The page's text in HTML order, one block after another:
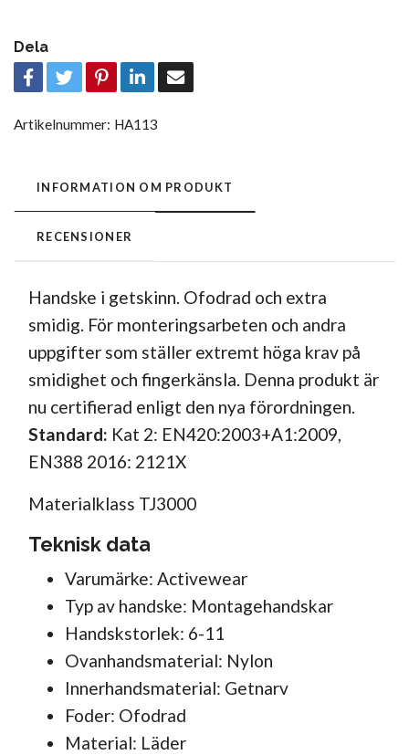
Dela
Artikelnummer: HA113
INFORMATION OM PRODUKT
RECENSIONER
Handske i getskinn. Ofodrad och extra
smidig. För monteringsarbeten och andra
uppgifter som ställer extremt höga krav på
smidighet och fingerkänsla. Denna produkt är
nu certifierad enligt den nya förordningen.
Standard: Kat 2: EN420:2003+A1:2009,
EN388 2016: 2121X
Materialklass TJ3000
Teknisk data
Varumärke: Activewear
Typ av handske: Montagehandskar
Handskstorlek: 6-11
Ovanhandsmaterial: Nylon
Innerhandsmaterial: Getnarv
Foder: Ofodrad
Material: Läder